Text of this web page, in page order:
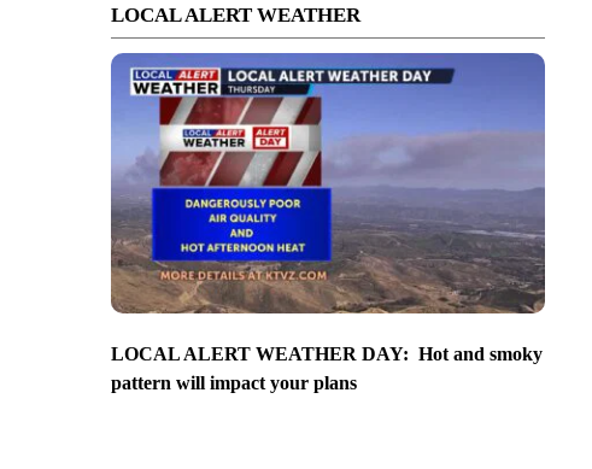
LOCAL ALERT WEATHER
LOCAL ALERT WEATHER DAY: Hot and smoky
pattern will impact your plans